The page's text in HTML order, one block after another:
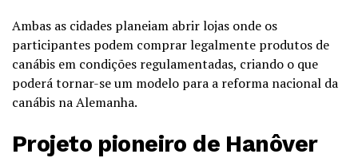
Ambas as cidades planeiam abrir lojas onde os
participantes podem comprar legalmente produtos de
canábis em condições regulamentadas, criando o que
poderá tornar-se um modelo para a reforma nacional da
canábis na Alemanha.
Projeto pioneiro de Hanôver